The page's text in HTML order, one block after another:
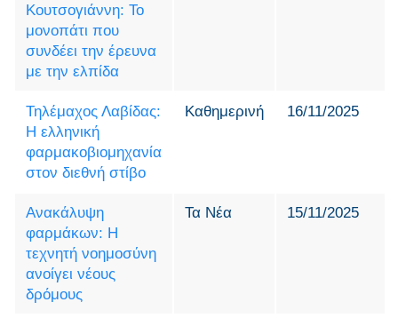
Κουτσογιάννη: Το
μονοπάτι που
συνδέει την έρευνα
με την ελπίδα
Τηλέμαχος Λαβίδας:
Η ελληνική
φαρμακοβιομηχανία
στον διεθνή στίβο
Καθημερινή 16/11/2025
Ανακάλυψη
φαρμάκων: Η
τεχνητή νοημοσύνη
ανοίγει νέους
δρόμους
Τα Νέα 15/11/2025